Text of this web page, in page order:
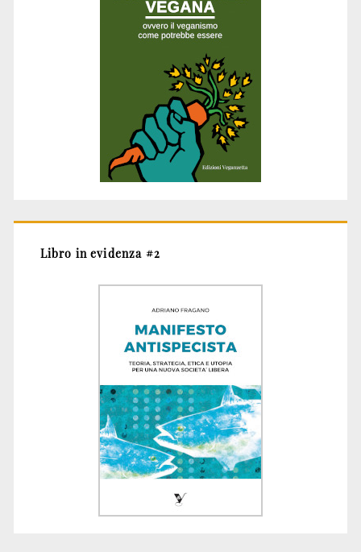
Libro in evidenza #2